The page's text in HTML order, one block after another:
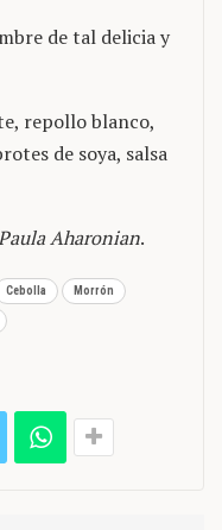
de tal delicia y
repollo blanco,
de soya, salsa
Aharonian.
Cebolla Morrón